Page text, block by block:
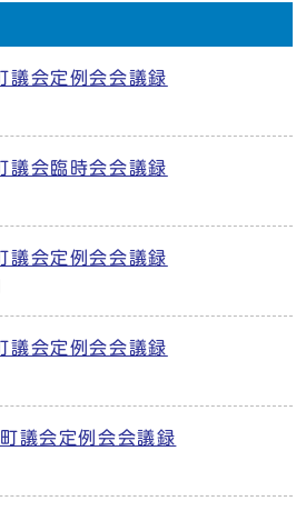
議会定例会会議録
議会臨時会会議録
議会定例会会議録
議会定例会会議録
議会定例会会議録